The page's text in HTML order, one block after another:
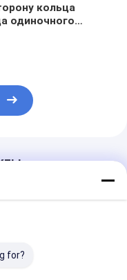
кольца
одиночного
for?